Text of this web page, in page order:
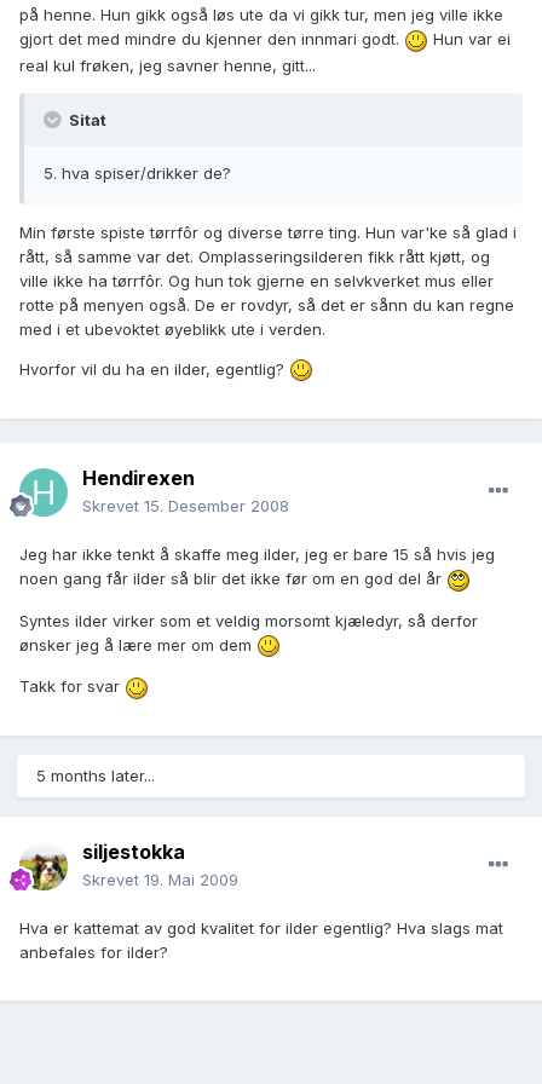
på henne. Hun gikk også løs ute da vi gikk tur, men jeg ville ikke
gjort det med mindre du kjenner den innmari godt.
Hun var ei
real kul frøken, jeg savner henne, gitt...
Sitat
5. hva spiser/drikker de?
Min første spiste tørrfôr og diverse tørre ting. Hun var'ke så glad i
rått, så samme var det. Omplasseringsilderen fikk rått kjøtt, og
ville ikke ha tørrfôr. Og hun tok gjerne en selvkverket mus eller
rotte på menyen også. De er rovdyr, så det er sånn du kan regne
med i et ubevoktet øyeblikk ute i verden.
Hvorfor vil du ha en ilder, egentlig?
Hendirexen
Skrevet 15. Desember 2008
Jeg har ikke tenkt å skaffe meg ilder, jeg er bare 15 så hvis jeg
noen gang får ilder så blir det ikke før om en god del år
Syntes ilder virker som et veldig morsomt kjæledyr, så derfor
ønsker jeg å lære mer om dem
Takk for svar
5 months later...
siljestokka
Skrevet 19. Mai 2009
Hva er kattemat av god kvalitet for ilder egentlig? Hva slags mat
anbefales for ilder?